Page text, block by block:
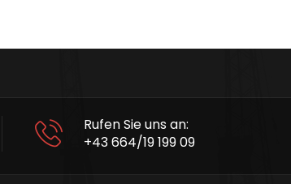
Rufen Sie uns an:
+43 664/19 199 09